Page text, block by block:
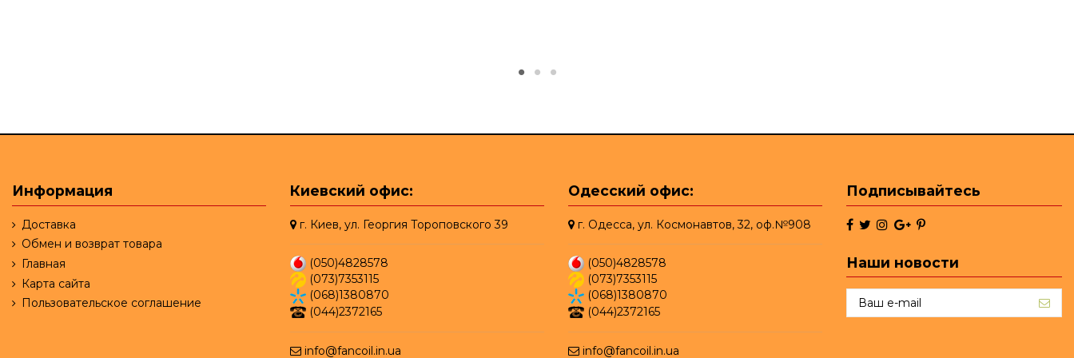
Информация
Доставка
Обмен и возврат товара
Главная
Карта сайта
Пользовательское соглашение
Киевский офис:
г. Киев, ул. Георгия Тороповского 39
(050)4828578
(073)7353115
(068)1380870
(044)2372165
info@fancoil.in.ua
Одесский офис:
г. Одесса, ул. Космонавтов, 32, оф.№908
(050)4828578
(073)7353115
(068)1380870
(044)2372165
info@fancoil.in.ua
Подписывайтесь
Наши новости